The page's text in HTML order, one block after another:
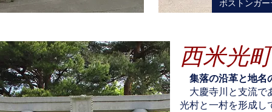
西米
集落の沿革と地名
大慶寺川と支流で
光村と一村を形成し
ボストンガ